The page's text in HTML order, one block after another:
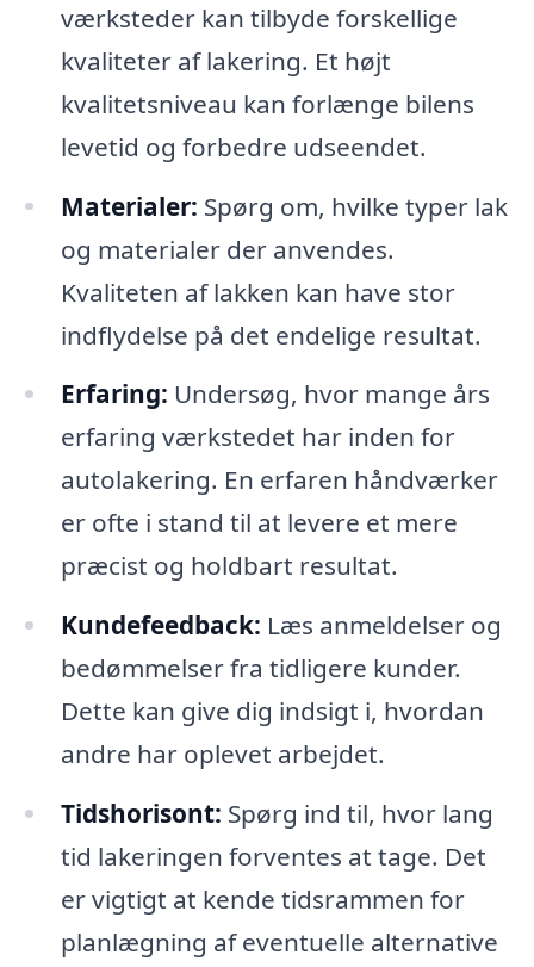
værksteder kan tilbyde forskellige
kvaliteter af lakering. Et højt
kvalitetsniveau kan forlænge bilens
levetid og forbedre udseendet.
Materialer: Spørg om, hvilke typer lak
og materialer der anvendes.
Kvaliteten af lakken kan have stor
indflydelse på det endelige resultat.
Erfaring: Undersøg, hvor mange års
erfaring værkstedet har inden for
autolakering. En erfaren håndværker
er ofte i stand til at levere et mere
præcist og holdbart resultat.
Kundefeedback: Læs anmeldelser og
bedømmelser fra tidligere kunder.
Dette kan give dig indsigt i, hvordan
andre har oplevet arbejdet.
Tidshorisont: Spørg ind til, hvor lang
tid lakeringen forventes at tage. Det
er vigtigt at kende tidsrammen for
planlægning af eventuelle alternative